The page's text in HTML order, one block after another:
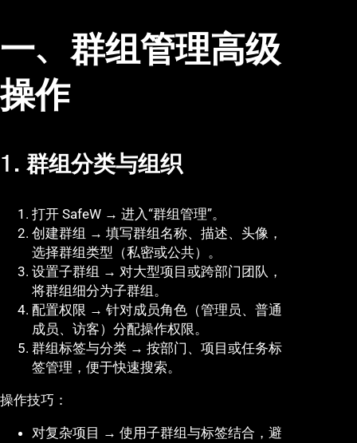
一、群组管理高级
操作
1. 群组分类与组织
打开 SafeW → 进入“群组管理”。
创建群组 → 填写群组名称、描述、头像，
选择群组类型（私密或公共）。
设置子群组 → 对大型项目或跨部门团队，
将群组细分为子群组。
配置权限 → 针对成员角色（管理员、普通
成员、访客）分配操作权限。
群组标签与分类 → 按部门、项目或任务标
签管理，便于快速搜索。
操作技巧：
对复杂项目 → 使用子群组与标签结合，避